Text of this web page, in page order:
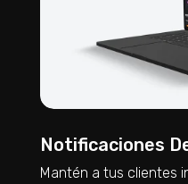
Notificaciones
Mantén a tus clientes